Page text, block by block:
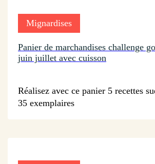
Mignardises
Panier de marchandises challenge
juin juillet avec cuisson
Réalisez avec ce panier 5 recettes
35 exemplaires